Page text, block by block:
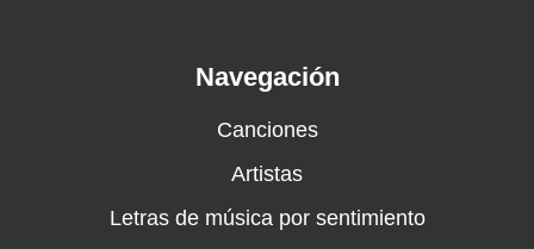
Navegación
Canciones
Artistas
Letras de música por sentimiento